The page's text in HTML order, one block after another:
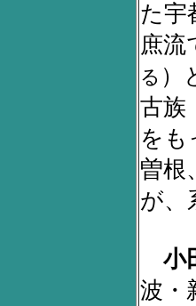
た宇
庶流
る ）
古族
をも
曽根
が、
小
波・